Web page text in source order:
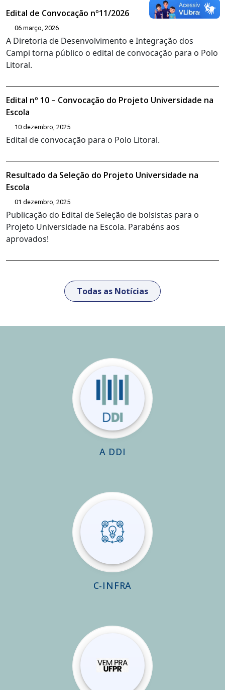
Edital de Convocação nº11/2026
06 março, 2026
A Diretoria de Desenvolvimento e Integração dos
Campi torna público o edital de convocação para o Polo
Litoral.
Edital nº 10 – Convocação do Projeto Universidade na
Escola
10 dezembro, 2025
Edital de convocação para o Polo Litoral.
Resultado da Seleção do Projeto Universidade na
Escola
01 dezembro, 2025
Publicação do Edital de Seleção de bolsistas para o
Projeto Universidade na Escola. Parabéns aos
aprovados!
Todas as Notícias
A DDI
C-INFRA